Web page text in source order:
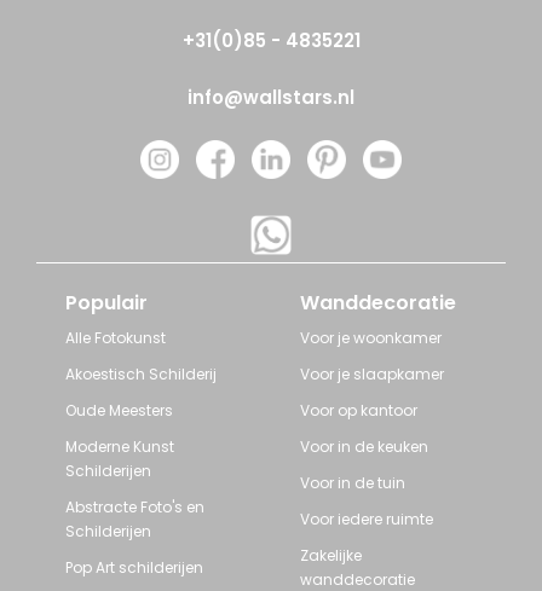
+31(0)85 - 4835221
info@wallstars.nl
Populair
Alle Fotokunst
Akoestisch Schilderij
Oude Meesters
Moderne Kunst
Schilderijen
Abstracte Foto's en
Schilderijen
Pop Art schilderijen
Wanddecoratie
Voor je woonkamer
Voor je slaapkamer
Voor op kantoor
Voor in de keuken
Voor in de tuin
Voor iedere ruimte
Zakelijke
wanddecoratie